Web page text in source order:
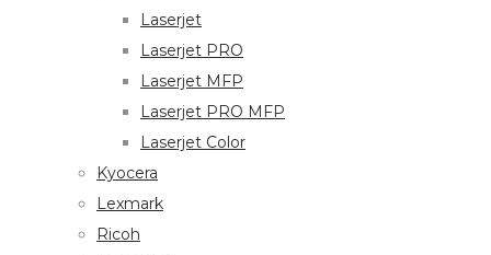
Laserjet
Laserjet PRO
Laserjet MFP
Laserjet PRO MFP
Laserjet Color
Kyocera
Lexmark
Ricoh